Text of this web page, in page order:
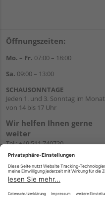
Öffnungszeiten:
Mo. – Fr. 07:00 – 18:00
Sa. 09:00 – 13:00
SCHAUSONNTAGE
Jeden 1. und 3. Sonntag im Monat
von 14 bis 17 Uhr
Wir helfen Ihnen gerne
weiter
Tel.:+49 511 740720
E-Mail:shop@holzland-
WhatsApp